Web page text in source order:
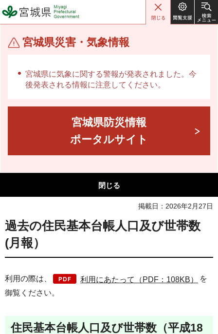
宮城県 Miyagi Prefectural
Government
宮城県災害・気象情報
宮城県に気象に関する警報が発表されました。今
後発表される情報に注意してください。
宮城県防災情報
ポータルサイト
閉じる
掲載日：2026年2月27日
過去の住民基本台帳人口及び世帯数
(月報）
利用の際は、 利用にあたって（PDF：108KB）
を
御覧ください。
住民基本台帳人口及び世帯数（平成18